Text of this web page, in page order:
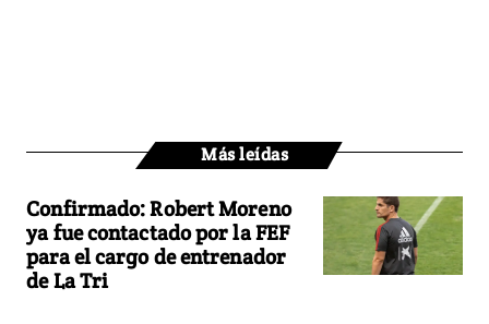
Más leídas
Confirmado: Robert Moreno
ya fue contactado por la FEF
para el cargo de entrenador
de La Tri